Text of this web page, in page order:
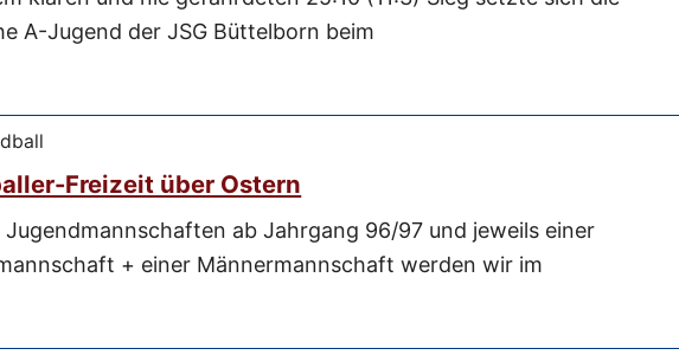
A-Jugend der JSG Büttelborn beim
Freizeit über Ostern
Jugendmannschaften ab Jahrgang 96/97 und jeweils einer
+ einer Männermannschaft werden wir im